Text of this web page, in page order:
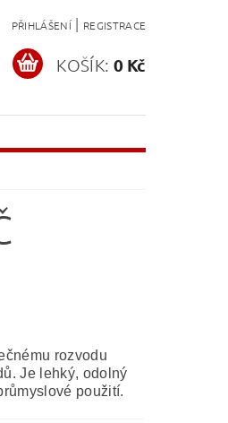
PŘIHLÁŠENÍ | REGISTRACE
KOŠÍK: 0 Kč
rozvodu
Je lehký, odolný
použití.